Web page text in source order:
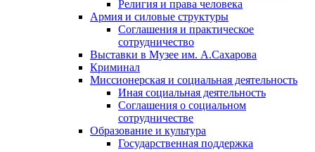
Религия и права человека
Армия и силовые структуры
Соглашения и практическое
сотрудничество
Выставки в Музее им. А.Сахарова
Криминал
Миссионерская и социальная деятельность
Иная социальная деятельность
Соглашения о социальном
сотрудничестве
Образование и культура
Государственная поддержка